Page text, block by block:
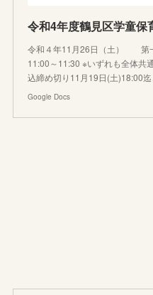
令和４年11月26日（土） 第
11:00～11:30 ※いずれも全体共
込締め切り11月19日(土)18:00
Google Docs